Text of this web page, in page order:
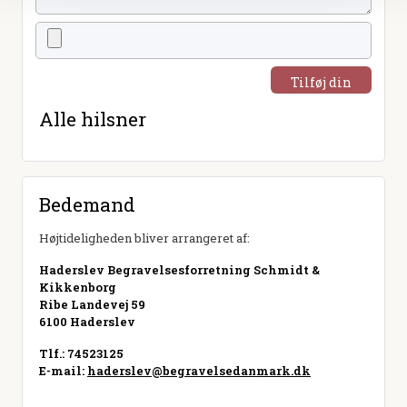
Tilføj din
Alle hilsner
Bedemand
Højtideligheden bliver arrangeret af:
Haderslev Begravelsesforretning Schmidt &
Kikkenborg
Ribe Landevej 59
6100 Haderslev
Tlf.: 74523125
E-mail:haderslev@begravelsedanmark.dk